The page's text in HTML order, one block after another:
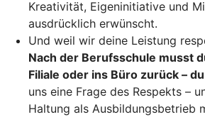
Kreativität, Eigeninitiative und
ausdrücklich erwünscht.
Und weil wir deine Leistung
Nach der Berufsschule musst
Filiale oder ins Büro zurück –
uns eine Frage des Respekts –
Haltung als Ausbildungsbetrieb